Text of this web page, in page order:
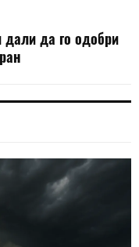
дали да го одобри